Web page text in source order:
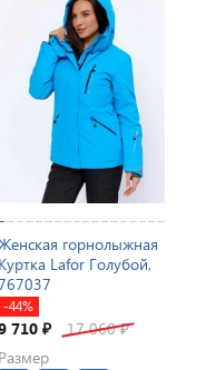
горнолыжная
Куртка Lafor Голубой,
-44%
710 ₽ 17 060₽
Размер